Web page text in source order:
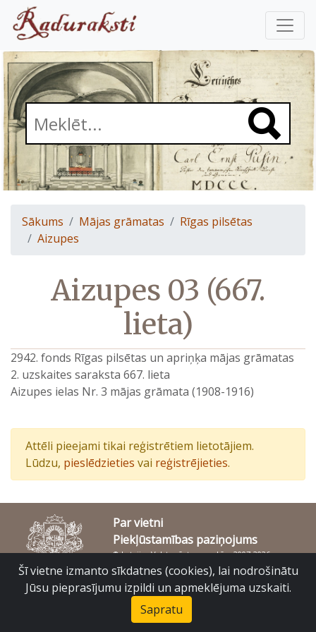
Sākums Mājas grāmatas
Rīgas pilsētas
Aizupes
Aizupes 03 (667.
lieta)
2942. fonds Rīgas pilsētas un apriņķa mājas grāmatas
2. uzskaites saraksta 667. lieta
Aizupes ielas Nr. 3 mājas grāmata (1908-1916)
Attēli pieejami tikai reģistrētiem lietotājiem.
Lūdzu, pieslēdzieties vai reģistrējieties.
Par vietni
Piekļūstamības paziņojums
© Latvijas Valsts vēstures arhīvs 2007-2026
Slokas iela 16, Rīga, LV – 1048
Šī vietne izmanto sīkdatnes (cookies), lai nodrošinātu
Jūsu pieprasījumu izpildi un apmeklējuma uzskaiti.
Sapratu